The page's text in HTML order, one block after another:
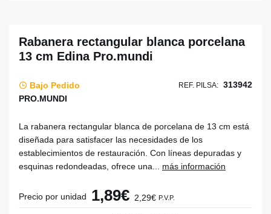
Rabanera rectangular blanca porcelana
13 cm Edina Pro.mundi
Bajo Pedido REF. PILSA: 313942
PRO.MUNDI
La rabanera rectangular blanca de porcelana de 13 cm está
diseñada para satisfacer las necesidades de los
establecimientos de restauración. Con líneas depuradas y
esquinas redondeadas, ofrece una... más información
Precio por unidad 1,89€ 2,29€ P.V.P.